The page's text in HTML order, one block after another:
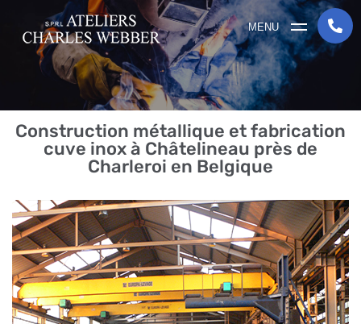
MENU
Construction métallique et fabrication
cuve inox à Châtelineau près de
Charleroi en Belgique